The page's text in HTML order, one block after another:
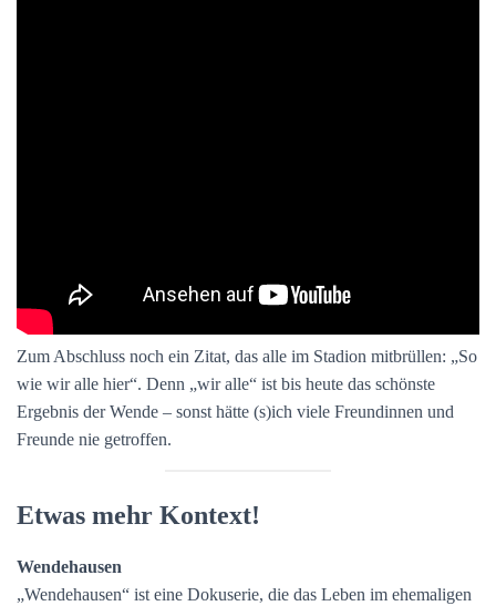
Zum Abschluss noch ein Zitat, das alle im Stadion mitbrüllen: „So
wie wir alle hier“. Denn „wir alle“ ist bis heute das schönste
Ergebnis der Wende – sonst hätte (s)ich viele Freundinnen und
Freunde nie getroffen.
Etwas mehr Kontext!
Wendehausen
„Wendehausen“ ist eine Dokuserie, die das Leben im ehemaligen